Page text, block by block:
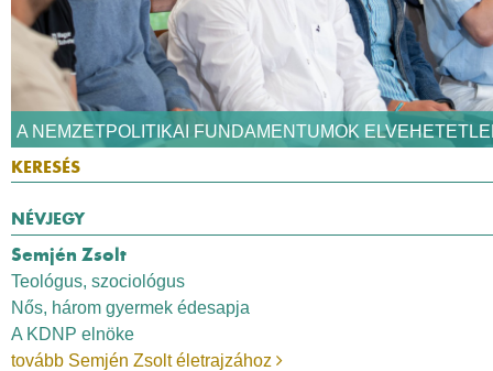
A NEMZETPOLITIKAI FUNDAMENTUMOK
NÉVJEGY
Semjén Zsolt
Teológus, szociológus
Nős, három gyermek édesapja
A KDNP elnöke
tovább Semjén Zsolt életrajzához